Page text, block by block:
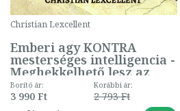
Christian Lexcellent
Emberi agy KONTRA
mesterséges intelligencia -
Meghekkelhető lesz az
ember?
Borító ár:
3 990 Ft
Korábbi ár:
2 793 Ft